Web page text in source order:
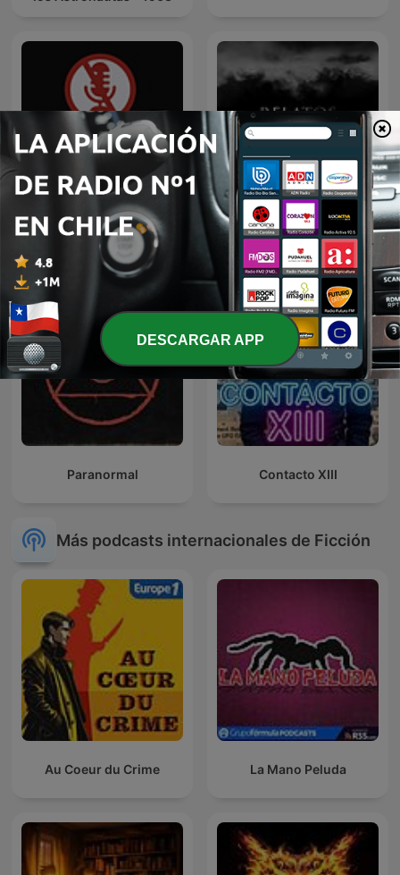
El Antipodcast Relatos Oscuros
Paranormal Contacto XIII
Más podcasts internacionales de Ficción
Au Coeur du Crime La Mano Peluda
DESCARGAR APP